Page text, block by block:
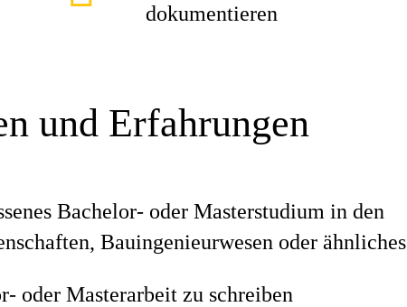
dokumentieren
und Erfahrungen
Bachelor- oder Masterstudium in den
Bauingenieurwesen oder ähnliches
oder Masterarbeit zu schreiben